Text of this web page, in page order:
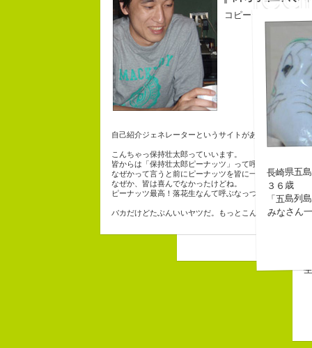
コ
チームVision 事務局長
コピーライター
自己紹介ジェネレーターというサイトがある。試しにや
こんちゃっ保持壮太郎っていいます。
皆からは「保持壮太郎ピーナッツ」って呼ばれてるよ。
なぜかって言うと前にピーナッツを皆に一粒ずつあげた
なぜか、皆は喜んでなかったけどね。
ピーナッツ最高！落花生なんて呼ぶなっつーの
バカだけどたぶんいいヤツだ。もっとこんな感じの人に
長崎県五
３６歳
「五島列
みなさん